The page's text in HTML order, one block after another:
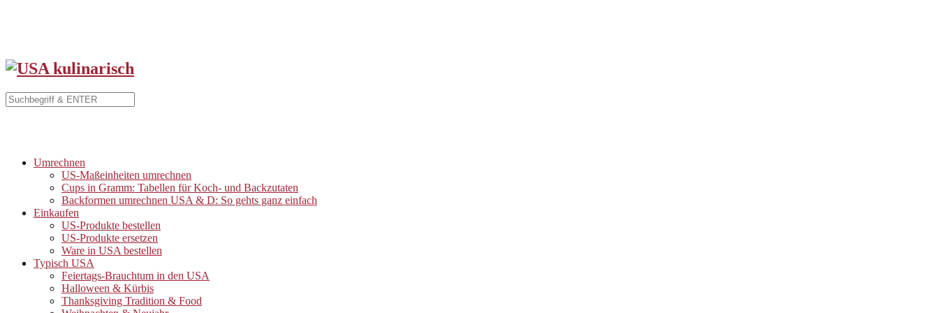
Umrechnen
US-Maßeinheiten umrechnen
Cups in Gramm: Tabellen für Koch- und Backzutaten
Backformen umrechnen USA & D: So gehts ganz einfach
Einkaufen
US-Produkte bestellen
US-Produkte ersetzen
Ware in USA bestellen
Typisch USA
Feiertags-Brauchtum in den USA
Halloween & Kürbis
Thanksgiving Tradition & Food